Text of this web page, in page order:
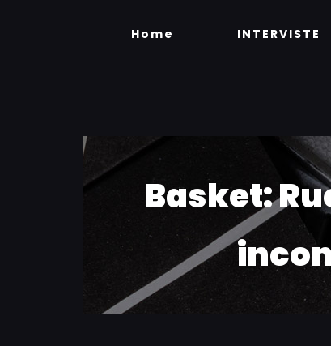
Home INTERVISTE
Basket: